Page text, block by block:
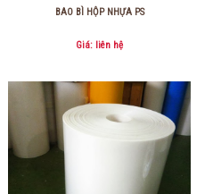
BAO BÌ HỘP NHỰA PS
Giá: liên hệ